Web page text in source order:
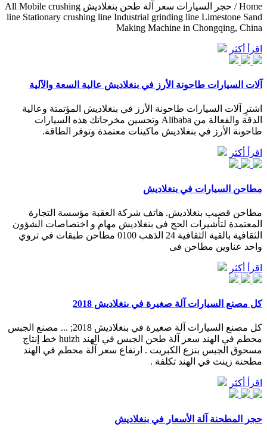
Home / حجر السيارات سعر آلة طحن بنغلاديش All Mobile crushing
line Stationary crushing line Industrial grinding line Limestone Sand
Making Machine in Chongqing, China
اقرأ أكثر
آلات السيارات طاحونة الأرز في بنغلاديش عالية السعة والآلية
اشترِ آلات السيارات طاحونة الأرز في بنغلاديش المؤتمتة وعالية
الدقة والفعالة من Alibaba وتحسين مخرجاتك هذه السيارات
طاحونة الأرز في بنغلاديش ماكينات معتمدة وتوفر الطاقة.
اقرأ أكثر
مطاحن السيارات في بنغلاديش
مطاحن قضيب بنغلاديش. هاتف شركة العقبة مؤسسة التجارة
المعتمدة لتأشيرات الحج فى بنغلاديش مهام و اختصاصات الشؤون
الثقافية بالقية الثقافية 24 الذهب 0100 مطاحن طبقات في تروي
واحد عناوين مطاحن فى
اقرأ أكثر
كل مصنع السيارات آلة صغيرة في بنغلاديش 2018
كل مصنع السيارات آلة صغيرة في بنغلاديش 2018; ... مصنع الجبس
محطم في الهند سعر آلة طحن الجبس في الهند huizh خط إنتاج
مسحوق الجبس بنزع الكبريت . ارتفاع سعر آلة محطم في الهند
مطحنة زينث في الهند تكلفة .
اقرأ أكثر
حجر المطحنة آلة الأسعار في بنغلاديش